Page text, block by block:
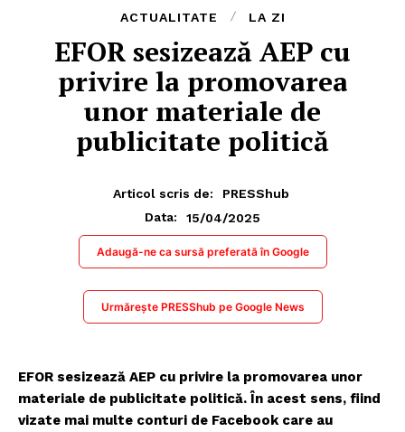
ACTUALITATE LA ZI
EFOR sesizează AEP cu
privire la promovarea
unor materiale de
publicitate politică
Articol scris de:
PRESShub
Data:
15/04/2025
Adaugă-ne ca sursă preferată în Google
Urmărește PRESShub pe Google News
EFOR sesizează AEP cu privire la promovarea unor
materiale de publicitate politică. În acest sens, fiind
vizate mai multe conturi de Facebook care au